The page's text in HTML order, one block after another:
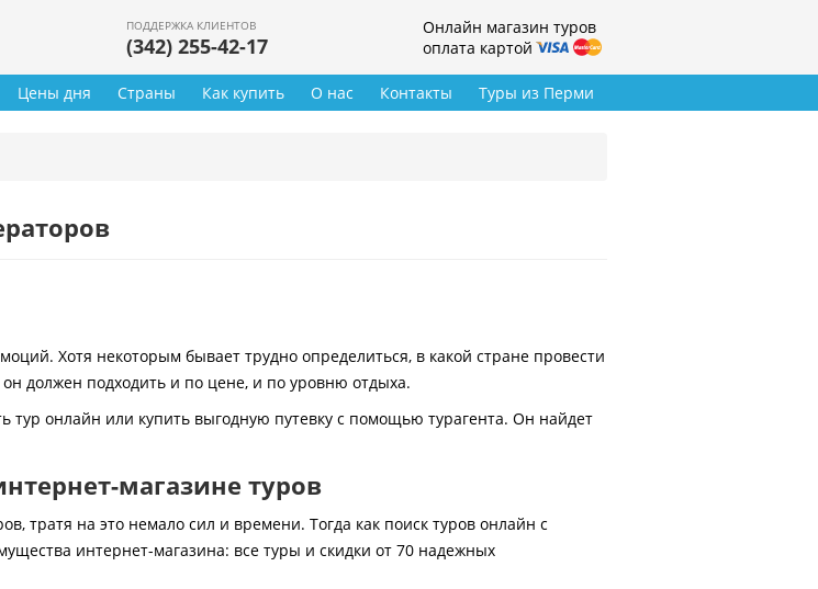
ПОДДЕРЖКА КЛИЕНТОВ
(342) 255-42-17
Онлайн магазин туров
оплата картой
Туры из Перми
Цены дня Страны Как купить О нас Контакты
Хотя некоторым бывает трудно определиться, в какой стране провести
должен подходить и по цене, и по уровню отдыха.
тур онлайн или купить выгодную путевку с помощью турагента. Он найдет
магазине туров
тратя на это немало сил и времени. Тогда как поиск туров онлайн с
интернет-магазина: все туры и скидки от 70 надежных